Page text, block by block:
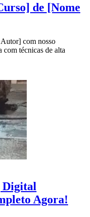
de [Nome
com nosso
técnicas de alta
Agora!